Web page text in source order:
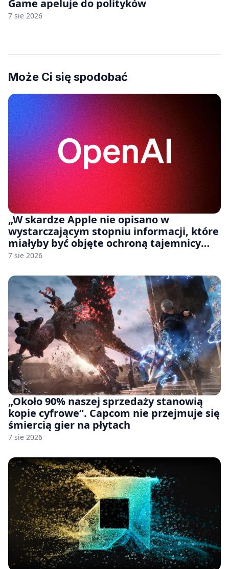
Game apeluje do polityków
7 sie 2026
Może Ci się spodobać
„W skardze Apple nie opisano w
wystarczającym stopniu informacji, które
miałyby być objęte ochroną tajemnicy
handlowej”. OpenAI żąda odrzucenia
7 sie 2026
„Około 90% naszej sprzedaży stanowią
kopie cyfrowe”. Capcom nie przejmuje się
śmiercią gier na płytach
7 sie 2026